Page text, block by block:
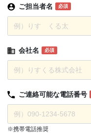
ご担当者名 必須
会社名 必須
ご連絡可能な電話番号
※携帯電話推奨